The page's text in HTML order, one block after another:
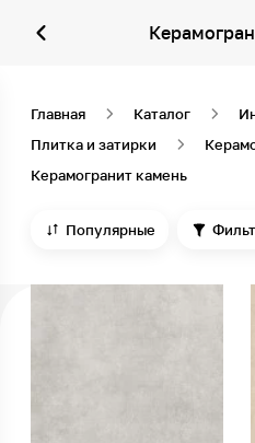
Главная Каталог
Плитка и затирки
Керамогранит камень
Популярные